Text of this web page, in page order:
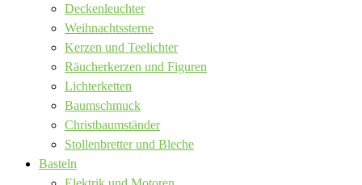
Deckenleuchter
Weihnachtssterne
Kerzen und Teelichter
Räucherkerzen und Figuren
Lichterketten
Baumschmuck
Christbaumständer
Stollenbretter und Bleche
Basteln